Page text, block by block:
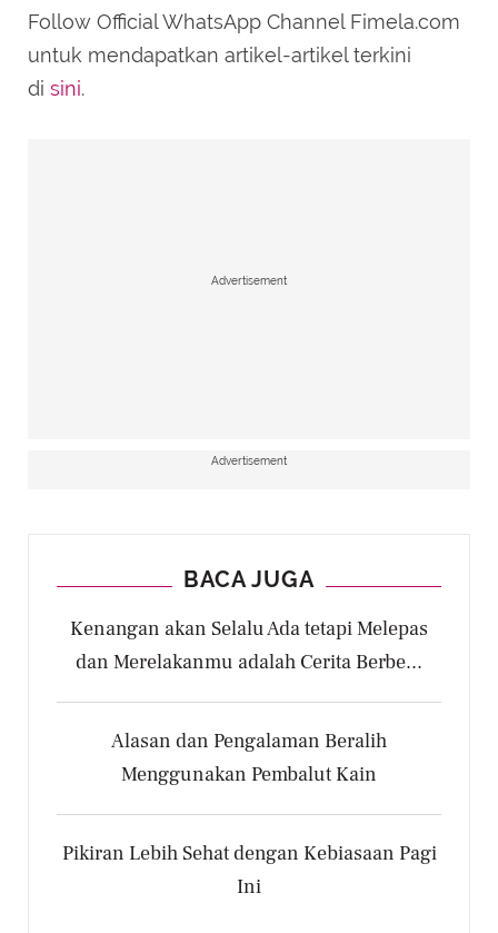
Follow Official WhatsApp Channel Fimela.com
untuk mendapatkan artikel-artikel terkini
di sini.
Advertisement
Advertisement
BACA JUGA
Kenangan akan Selalu Ada tetapi Melepas
dan Merelakanmu adalah Cerita Berbe...
Alasan dan Pengalaman Beralih
Menggunakan Pembalut Kain
Pikiran Lebih Sehat dengan Kebiasaan Pagi
Ini